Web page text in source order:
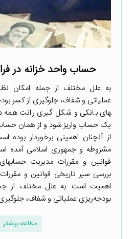
حساب واحد خزانه در
به علل مختلف از جمله امکان
های بانکی و شکل ­گیری رانت همه
یک حساب واریز شود و از همان
از آنچنان اهمیتی برخوردار
مشروطه و جمهوری اسلامی آمده
قوانین و مقررات مدیریت
بررسی سیر تاریخی قوانین و
اهمیت است: به علل مختلف از
بودجه‌ریزی عملیاتی و شفاف،
مطالعه بیشتر